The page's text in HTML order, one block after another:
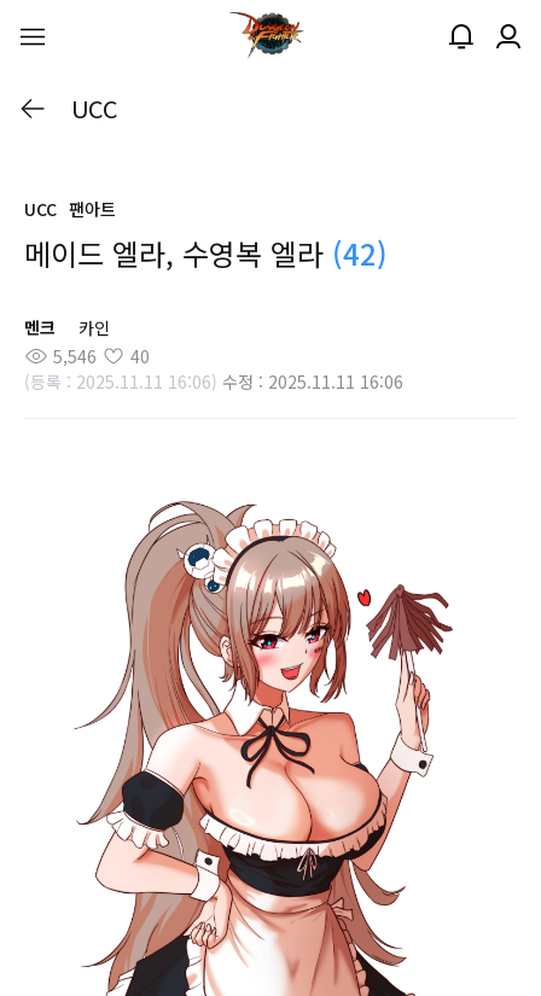
UCC
UCC 팬아트
메이드 엘라, 수영복 엘라 (42)
멘크
카인
5,546
40
(등록 : 2025.11.11 16:06) 수정 : 2025.11.11 16:06